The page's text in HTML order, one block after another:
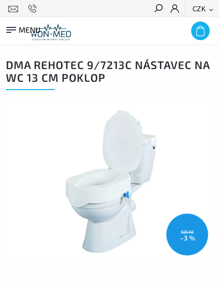
CZK
HLEDAT
DMA REHOTEC 9/7213C NÁSTAVEC NA
WC 13 CM POKLOP
925 Kč
–3 %